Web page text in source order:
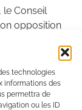
technologies
informations des
permettra de
ou les ID
, le Conseil
opposition
ne
elle